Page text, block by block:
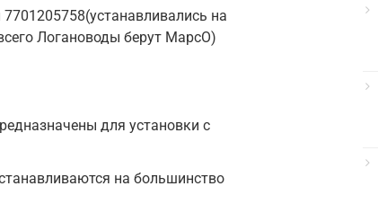
на
Логановоды берут MapcO)
для установки с
на большинство